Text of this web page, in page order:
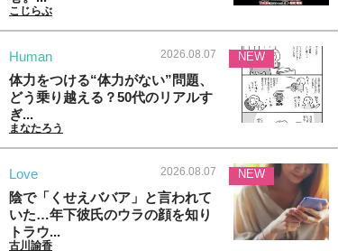
こじらぶ
Human 2026.08.07
体力をつける“体力がない”問題、
どう乗り越える？50代のリアルす
ぎ...
まなたろう
NEW
Love 2026.08.07
陰で「くせえババア」と言われて
いた…年下彼氏のウラの顔を知り
トラウ...
古川諭香
NEW